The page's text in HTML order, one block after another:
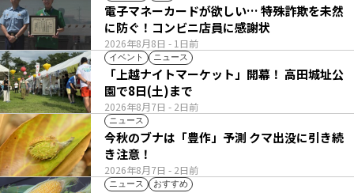
2026年8月8日 - 1日前
電子マネーカードが欲しい… 特殊詐欺を未然
に防ぐ！コンビニ店員に感謝状
イベント ニュース
2026年8月7日 - 2日前
「上越ナイトマーケット」開幕！ 高田城址公
園で8日(土)まで
ニュース
2026年8月7日 - 2日前
今秋のブナは「豊作」予測 クマ出没に引き続
き注意！
ニュース おすすめ